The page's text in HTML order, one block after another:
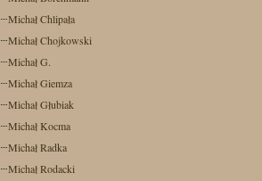
Michał Chlipała
Michał Chojkowski
Michał G.
Michał Giemza
Michał Głubiak
Michał Kocma
Michał Radka
Michał Rodacki